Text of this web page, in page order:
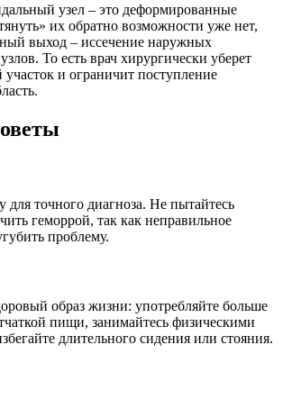
узел – это деформированные
их обратно возможности уже нет,
выход – иссечение наружных
То есть врач хирургически уберет
и ограничит поступление
для точного диагноза. Не пытайтесь
геморрой, так как неправильное
проблему.
образ жизни: употребляйте больше
пищи, занимайтесь физическими
длительного сидения или стояния.